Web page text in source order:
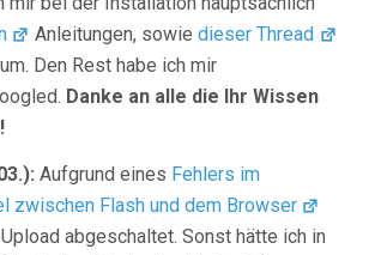
Anleitungen, sowiedieser Thread
Den Rest habe ich mir
Danke an alle die Ihr Wissen
Aufgrund eines Fehlers im
zwischen Flash und dem Browser
abgeschaltet. Sonst hätte ich in